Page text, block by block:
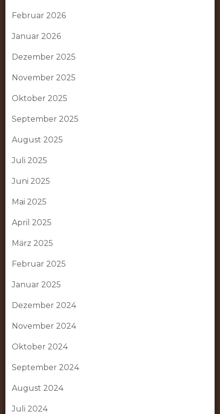
Februar 2026
Januar 2026
Dezember 2025
November 2025
Oktober 2025
September 2025
August 2025
Juli 2025
Juni 2025
Mai 2025
April 2025
März 2025
Februar 2025
Januar 2025
Dezember 2024
November 2024
Oktober 2024
September 2024
August 2024
Juli 2024